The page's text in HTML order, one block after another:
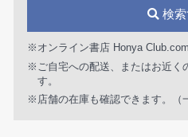
検索
※オンライン書店 Honya
※ご自宅への配送、またはお近く
す。
※店舗の在庫も確認できます。（